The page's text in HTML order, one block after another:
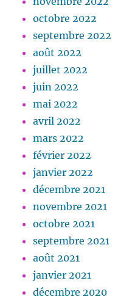
octobre 2022
septembre 2022
août 2022
juillet 2022
juin 2022
mai 2022
avril 2022
mars 2022
février 2022
janvier 2022
décembre 2021
novembre 2021
octobre 2021
septembre 2021
août 2021
janvier 2021
décembre 2020